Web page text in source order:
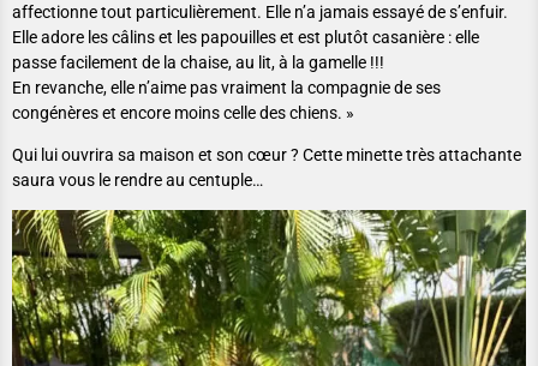
affectionne tout particulièrement. Elle n’a jamais essayé de s’enfuir.
Elle adore les câlins et les papouilles et est plutôt casanière : elle
passe facilement de la chaise, au lit, à la gamelle !!!
En revanche, elle n’aime pas vraiment la compagnie de ses
congénères et encore moins celle des chiens. »
Qui lui ouvrira sa maison et son cœur ? Cette minette très attachante
saura vous le rendre au centuple…